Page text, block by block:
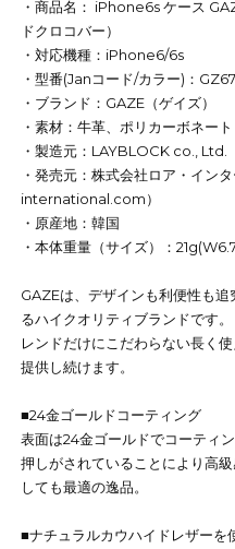
・商品名： iPhone6s ケース
ドクロコバー）
・対応機種：iPhone6/6s
・型番(Janコード/カラー)：
・ブランド：GAZE（ゲイズ）
・素材：牛革、ポリカーボネート
・製造元：LAYBLOCK co., Ltd.
・発売元：株式会社ロア・イ
international.com）
・原産地：韓国
・本体重量（サイズ）：
GAZEは、デザインも利便性も
るハイクオリティブランドです
レンドだけにこだわらない長く
提供し続けます。
■24金ゴールドコーティング
表面は24金ゴールドでコーティ
押しがされていることにより高
しても最適の逸品。
■ナチュラルカウハイドレザーを